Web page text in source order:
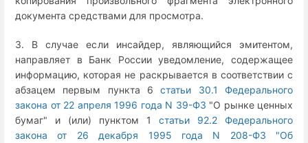
документа средствами для просмотра.
3. В случае если инсайдер, являющийся эмитентом,
направляет в Банк России уведомление, содержащее
информацию, которая не раскрывается в соответствии с
абзацем первым пункта 6статьи 30.1 Федерального
закона от 22 апреля 1996 года N 39-ФЗ "О рынке ценных
бумаг" и (или) пунктом 1 статьи 92.2 Федерального
закона от 26 декабря 1995 года N 208-ФЗ "Об